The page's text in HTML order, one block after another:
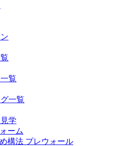
覧
一覧
学
ーム
構法 プレウォール